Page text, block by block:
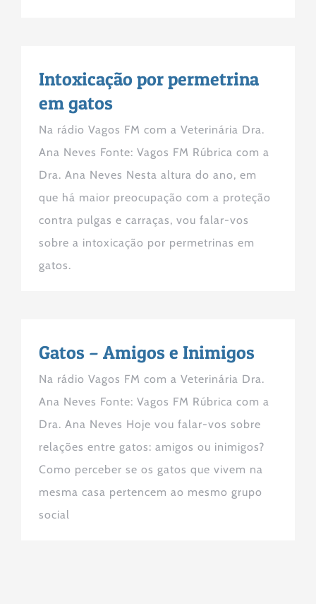
Intoxicação por permetrina
em gatos
Na rádio Vagos FM com a Veterinária Dra.
Ana Neves Fonte: Vagos FM Rúbrica com a
Dra. Ana Neves Nesta altura do ano, em
que há maior preocupação com a proteção
contra pulgas e carraças, vou falar-vos
sobre a intoxicação por permetrinas em
gatos.
Gatos – Amigos e Inimigos
Na rádio Vagos FM com a Veterinária Dra.
Ana Neves Fonte: Vagos FM Rúbrica com a
Dra. Ana Neves Hoje vou falar-vos sobre
relações entre gatos: amigos ou inimigos?
Como perceber se os gatos que vivem na
mesma casa pertencem ao mesmo grupo
social